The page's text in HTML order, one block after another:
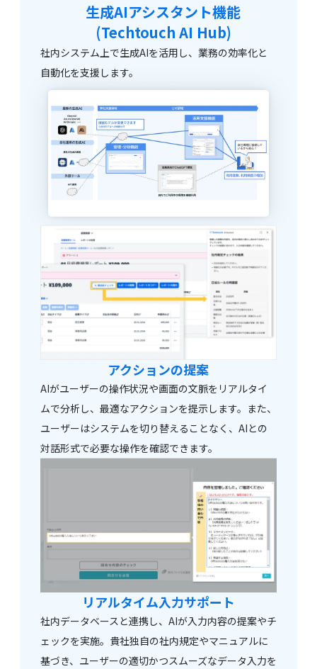
生成AIアシスタント機能
(Techtouch AI Hub)
社内システム上で生成AIを活用し、業務の効率化と
自動化を支援します。
アクションの提案
AIがユーザーの操作状況や画面の文脈をリアルタイ
ムで分析し、最適なアクションを提示します。また、
ユーザーはシステムを切り替えることなく、AIとの
対話形式で必要な操作を確認できます。
リアルタイム入力サポート
社内データベースと連携し、AIが入力内容の提案やチ
ェックを実施。貴社独自の社内規定やマニュアルに
基づき、ユーザーの適切かつスムーズなデータ入力を